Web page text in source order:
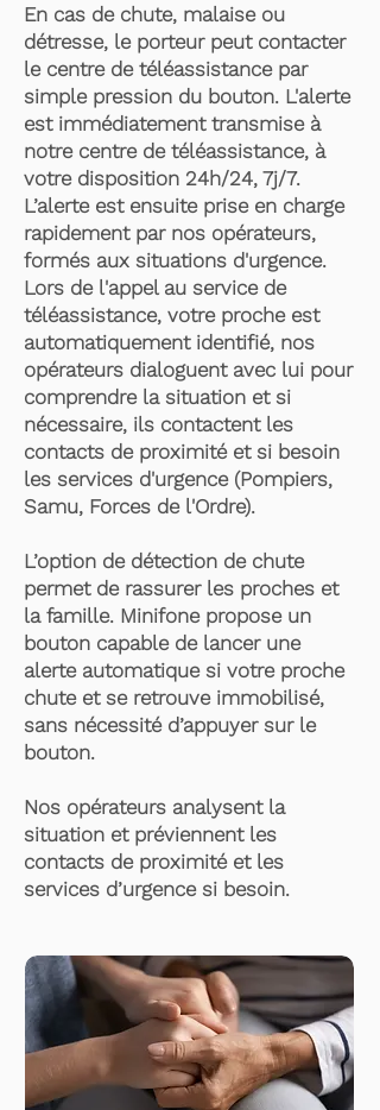
En cas de chute, malaise ou
détresse, le porteur peut contacter
le centre de téléassistance par
simple pression du bouton. L'alerte
est immédiatement transmise à
notre centre de téléassistance, à
votre disposition 24h/24, 7j/7.
L’alerte est ensuite prise en charge
rapidement par nos opérateurs,
formés aux situations d'urgence.
Lors de l'appel au service de
téléassistance, votre proche est
automatiquement identifié, nos
opérateurs dialoguent avec lui pour
comprendre la situation et si
nécessaire, ils contactent les
contacts de proximité et si besoin
les services d'urgence (Pompiers,
Samu, Forces de l'Ordre).
L’option de détection de chute
permet de rassurer les proches et
la famille. Minifone propose un
bouton capable de lancer une
alerte automatique si votre proche
chute et se retrouve immobilisé,
sans nécessité d’appuyer sur le
bouton.
Nos opérateurs analysent la
situation et préviennent les
contacts de proximité et les
services d’urgence si besoin.